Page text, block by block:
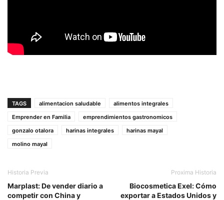
TAGS alimentacion saludable
alimentos integrales
Emprender en Familia
emprendimientos gastronomicos
gonzalo otalora
harinas integrales
harinas mayal
molino mayal
Historia Previa
Marplast: De vender diario a
competir con China y
Proxima Historia
Biocosmetica Exel: Cómo
exportar a Estados Unidos y